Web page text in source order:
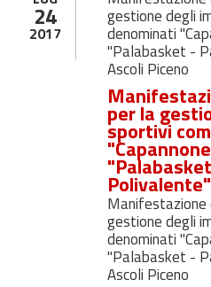
24
2017
gestione degli
denominati
"Palabasket -
Ascoli Piceno
per la
sportivi
Manifestazione
gestione degli
denominati
"Palabasket -
Ascoli Piceno